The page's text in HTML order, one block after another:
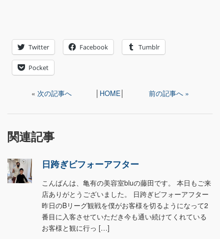
Twitter Facebook Tumblr
Pocket
« 次の記事へ │ HOME│ 前の記事へ »
関連記事
日跨ぎビフォーアフター
こんばんは、亀有の美容室bluの藤田です。 本日もご来
店ありがとうございました。 日跨ぎビフォーアフター
昨日のBリーグ観戦を僕がお客様を切るようになって2
番目に入客させていただき今も通い続けてくれている
お客様と観に行っ […]